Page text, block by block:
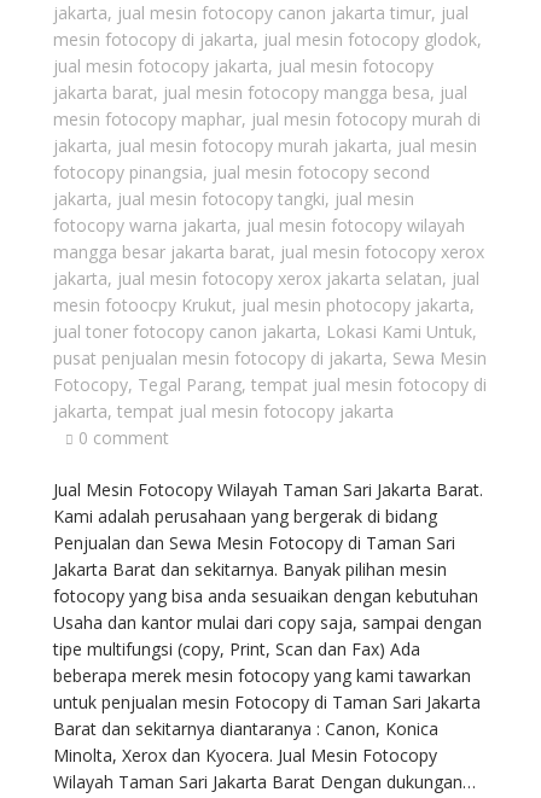
jakarta, jual mesin fotocopy canon jakarta timur, jual
mesin fotocopy di jakarta, jual mesin fotocopy glodok,
jual mesin fotocopy jakarta, jual mesin fotocopy
jakarta barat, jual mesin fotocopy mangga besa, jual
mesin fotocopy maphar, jual mesin fotocopy murah di
jakarta, jual mesin fotocopy murah jakarta, jual mesin
fotocopy pinangsia, jual mesin fotocopy second
jakarta, jual mesin fotocopy tangki, jual mesin
fotocopy warna jakarta, jual mesin fotocopy wilayah
mangga besar jakarta barat, jual mesin fotocopy xerox
jakarta, jual mesin fotocopy xerox jakarta selatan, jual
mesin fotoocpy Krukut, jual mesin photocopy jakarta,
jual toner fotocopy canon jakarta, Lokasi Kami Untuk,
pusat penjualan mesin fotocopy di jakarta, Sewa Mesin
Fotocopy, Tegal Parang, tempat jual mesin fotocopy di
jakarta, tempat jual mesin fotocopy jakarta
0 comment
Jual Mesin Fotocopy Wilayah Taman Sari Jakarta Barat.
Kami adalah perusahaan yang bergerak di bidang
Penjualan dan Sewa Mesin Fotocopy di Taman Sari
Jakarta Barat dan sekitarnya. Banyak pilihan mesin
fotocopy yang bisa anda sesuaikan dengan kebutuhan
Usaha dan kantor mulai dari copy saja, sampai dengan
tipe multifungsi (copy, Print, Scan dan Fax) Ada
beberapa merek mesin fotocopy yang kami tawarkan
untuk penjualan mesin Fotocopy di Taman Sari Jakarta
Barat dan sekitarnya diantaranya : Canon, Konica
Minolta, Xerox dan Kyocera. Jual Mesin Fotocopy
Wilayah Taman Sari Jakarta Barat Dengan dukungan…